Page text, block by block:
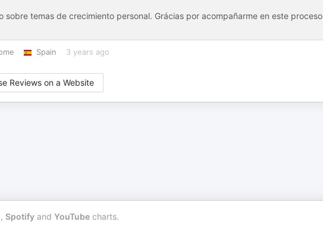
sobre temas de crecimiento personal. Grácias por acompañarme en este
Spain 3 years ago
Reviews on a Website
, Spotify and YouTube charts.